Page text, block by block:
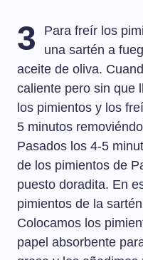
3
Para freír los
una sartén a
aceite de oliva.
caliente pero sin que
los pimientos y los
5 minutos
Pasados los 4-5
de los pimientos de
puesto doradita. En
pimientos de la
Colocamos los
papel absorbente